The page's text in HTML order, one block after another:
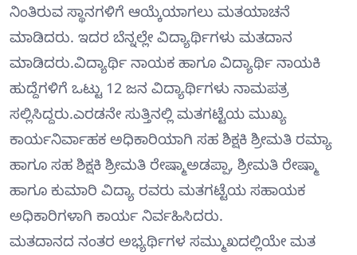
ನಿಂತಿರುವ ಸ್ಥಾನಗಳಿಗೆ ಆಯ್ಕೆಯಾಗಲು ಮತಯಾಚನೆ
ಮಾಡಿದರು. ಇದರ ಬೆನ್ನಲ್ಲೇ ವಿದ್ಯಾರ್ಥಿಗಳು ಮತದಾನ
ಮಾಡಿದರು.ವಿದ್ಯಾರ್ಥಿ ನಾಯಕ ಹಾಗೂ ವಿದ್ಯಾರ್ಥಿ ನಾಯಕಿ
ಹುದ್ದೆಗಳಿಗೆ ಒಟ್ಟು 12 ಜನ ವಿದ್ಯಾರ್ಥಿಗಳು ನಾಮಪತ್ರ
ಸಲ್ಲಿಸಿದ್ದರು.ಎರಡನೇ ಸುತ್ತಿನಲ್ಲಿ ಮತಗಟ್ಟೆಯ ಮುಖ್ಯ
ಕಾರ್ಯನಿರ್ವಾಹಕ ಅಧಿಕಾರಿಯಾಗಿ ಸಹ ಶಿಕ್ಷಕಿ ಶ್ರೀಮತಿ ರಮ್ಯಾ
ಹಾಗೂ ಸಹ ಶಿಕ್ಷಕಿ ಶ್ರೀಮತಿ ರೇಷ್ಮಾಅಡಪ್ಪಾ, ಶ್ರೀಮತಿ ರೇಷ್ಮಾ
ಹಾಗೂ ಕುಮಾರಿ ವಿದ್ಯಾ ರವರು ಮತಗಟ್ಟೆಯ ಸಹಾಯಕ
ಅಧಿಕಾರಿಗಳಾಗಿ ಕಾರ್ಯ ನಿರ್ವಹಿಸಿದರು.
ಮತದಾನದ ನಂತರ ಅಭ್ಯರ್ಥಿಗಳ ಸಮ್ಮುಖದಲ್ಲಿಯೇ ಮತ